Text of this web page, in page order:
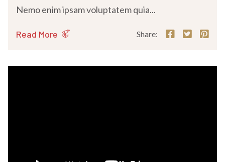
Nemo enim ipsam voluptatem quia...
Read More Share: